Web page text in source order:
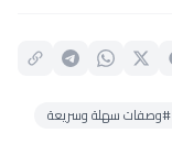
#وصفات سهلة وسريعة